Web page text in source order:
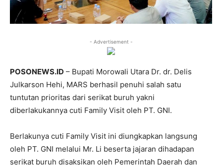
- Advertisement -
POSONEWS.ID – Bupati Morowali Utara Dr. dr. Delis
Julkarson Hehi, MARS berhasil penuhi salah satu
tuntutan prioritas dari serikat buruh yakni
diberlakukannya cuti Family Visit oleh PT. GNI.
Berlakunya cuti Family Visit ini diungkapkan langsung
oleh PT. GNI melalui Mr. Li beserta jajaran dihadapan
serikat buruh disaksikan oleh Pemerintah Daerah dan